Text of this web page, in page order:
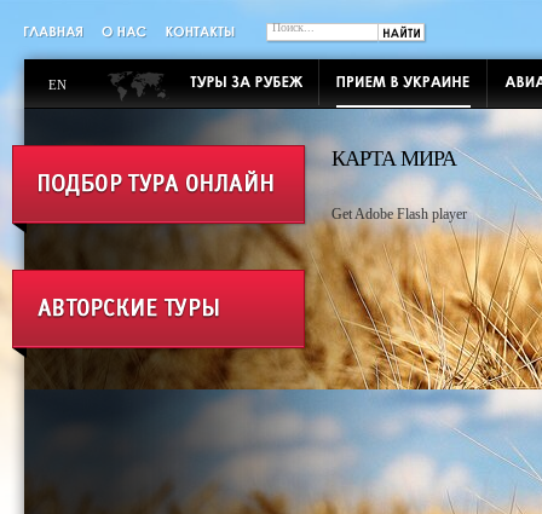
EN
КАРТА МИРА
Get Adobe Flash player